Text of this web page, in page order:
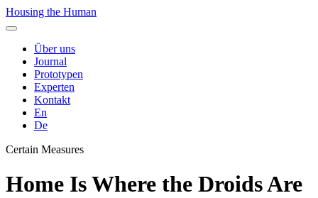
Housing the Human
Über uns
Journal
Prototypen
Experten
Kontakt
En
De
Certain Measures
Home Is Where the Droids Are